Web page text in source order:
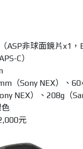
ASP非球面鏡片x1，
C）
（Sony NEX）、
NEX）、208g（
元